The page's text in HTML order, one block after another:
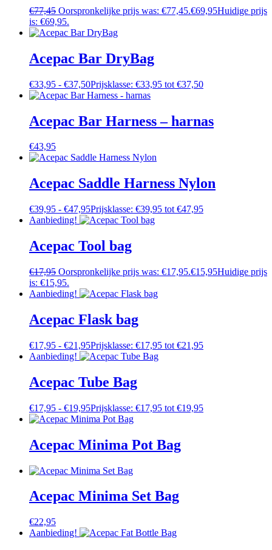
€77,45 Oorspronkelijke prijs was: €77,45.€69,95Huidige prijs
is: €69,95.
Acepac Bar DryBag
€33,95 - €37,50Prijsklasse: €33,95 tot €37,50
Acepac Bar Harness – harnas
€43,95
Acepac Saddle Harness Nylon
€39,95 - €47,95Prijsklasse: €39,95 tot €47,95
Aanbieding!
Acepac Tool bag
€17,95 Oorspronkelijke prijs was: €17,95.€15,95Huidige prijs
is: €15,95.
Aanbieding!
Acepac Flask bag
€17,95 - €21,95Prijsklasse: €17,95 tot €21,95
Aanbieding!
Acepac Tube Bag
€17,95 - €19,95Prijsklasse: €17,95 tot €19,95
Acepac Minima Pot Bag
Acepac Minima Set Bag
€22,95
Aanbieding!